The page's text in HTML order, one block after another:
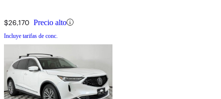
$26,170 Precio alto
Incluye tarifas de conc.